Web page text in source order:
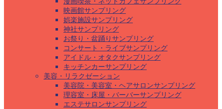
映画館サンプリング
娯楽施設サンプリング
神社サンプリング
お祭り・盆踊りサンプリング
コンサート・ライブサンプリング
アイドル・オタクサンプリング
キッチンカーサンプリング
美容・リラクゼーション
美容院・美容室・ヘアサロンサンプリング
理容室・床屋・バーバーサンプリング
エステサロンサンプリング